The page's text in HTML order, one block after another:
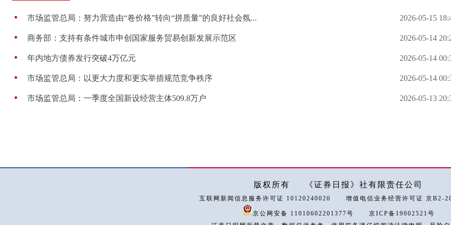
市场监管总局：努力营造由“卷价格”转向“拼质量”的良好社会氛... 2026-05-15
商务部：支持有条件城市申创国家服务贸易创新发展示范区 2026-05-14
年内地方债券发行突破4万亿元 2026-05-14
市场监管总局：以更大力度和更实举措规范竞争秩序 2026-05-14
市场监管总局：一季度全国新设经营主体509.8万户 2026-05-13
版权所有 《证券日报》社有限责任公司
互联网新闻信息服务许可证 10120240020 增值电信业务经营许可证 京B2-
京公网安备 11010602201377号
京ICP备19002521号